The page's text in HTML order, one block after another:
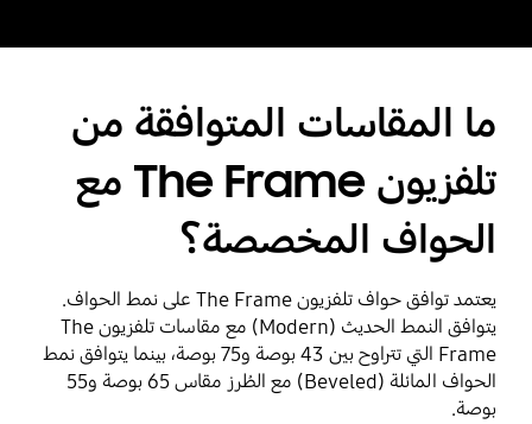
ما المقاسات المتوافقة من
تلفزيون The Frame مع
الحواف المخصصة؟
يعتمد توافق حواف تلفزيون The Frame على نمط الحواف.
يتوافق النمط الحديث (Modern) مع مقاسات تلفزيون The
Frame التي تتراوح بين 43 بوصة و75 بوصة، بينما يتوافق نمط
الحواف المائلة (Beveled) مع الطُرز مقاس 65 بوصة و55
بوصة.